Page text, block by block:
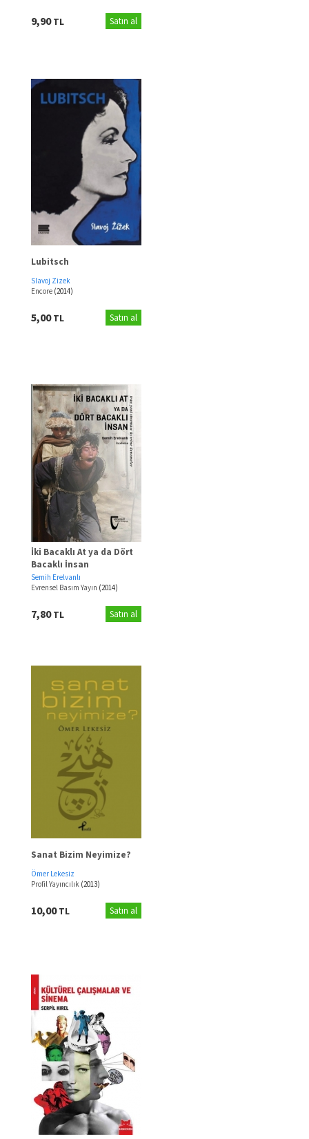
9,90TL Satın al
Lubitsch
Slavoj Zizek
Encore (2014)
5,00TL Satın al
İki Bacaklı At ya da Dört
Bacaklı İnsan
Semih Erelvanlı
Evrensel Basım Yayın (2014)
7,80TL Satın al
Sanat Bizim Neyimize?
Ömer Lekesiz
Profil Yayıncılık (2013)
10,00TL Satın al